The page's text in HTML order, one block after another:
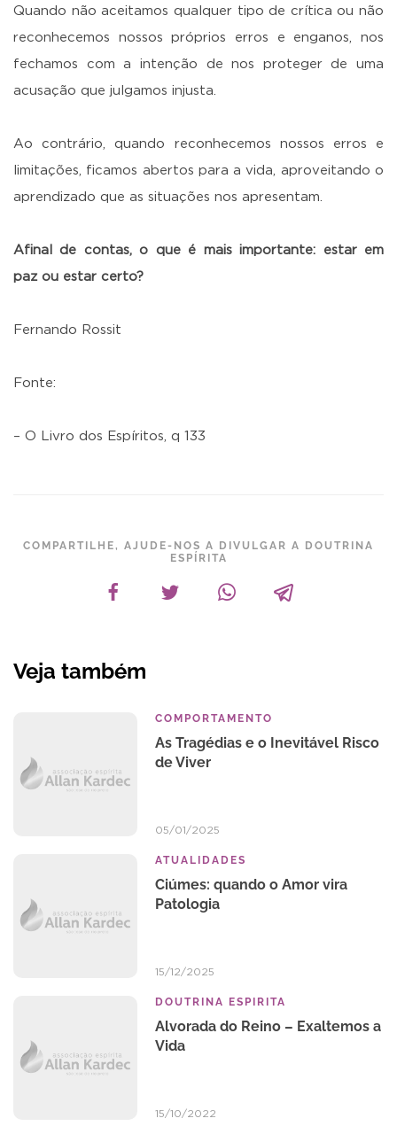
Quando não aceitamos qualquer tipo de crítica ou não
reconhecemos nossos próprios erros e enganos, nos
fechamos com a intenção de nos proteger de uma
acusação que julgamos injusta.
Ao contrário, quando reconhecemos nossos erros e
limitações, ficamos abertos para a vida, aproveitando o
aprendizado que as situações nos apresentam.
Afinal de contas, o que é mais importante: estar em
paz ou estar certo?
Fernando Rossit
Fonte:
– O Livro dos Espíritos, q 133
COMPARTILHE, AJUDE-NOS A DIVULGAR A DOUTRINA
ESPÍRITA
Veja também
COMPORTAMENTO
As Tragédias e o Inevitável Risco
de Viver
05/01/2025
ATUALIDADES
Ciúmes: quando o Amor vira
Patologia
15/12/2025
DOUTRINA ESPIRITA
Alvorada do Reino – Exaltemos a
Vida
15/10/2022